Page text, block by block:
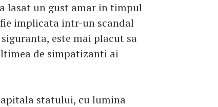
lasat un gust amar in timpul
implicata intr-un scandal
este mai placut sa
de simpatizanti ai
statului, cu lumina